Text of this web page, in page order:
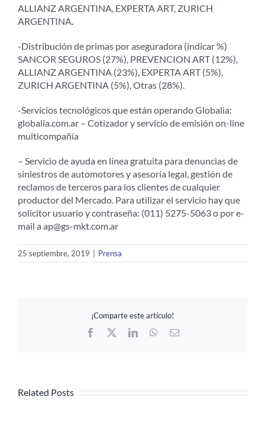
ALLIANZ ARGENTINA, EXPERTA ART, ZURICH
ARGENTINA.
-Distribución de primas por aseguradora (indicar %)
SANCOR SEGUROS (27%), PREVENCION ART (12%),
ALLIANZ ARGENTINA (23%), EXPERTA ART (5%),
ZURICH ARGENTINA (5%), Otras (28%).
-Servicios tecnológicos que están operando Globalia:
globalia.com.ar – Cotizador y servicio de emisión on-line
multicompañía
– Servicio de ayuda en línea gratuita para denuncias de
siniestros de automotores y asesoría legal, gestión de
reclamos de terceros para los clientes de cualquier
productor del Mercado. Para utilizar el servicio hay que
solicitor usuario y contraseña: (011) 5275-5063 o por e-
mail a ap@gs-mkt.com.ar
25 septiembre, 2019 Prensa
¡Comparte este artículo!
Facebook
LinkedInWhatsApp
Email
Related Posts